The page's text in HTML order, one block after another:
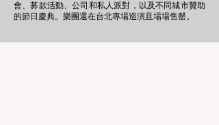
會、募款活動、公司和私人派對，以及不同城市贊助
的節日慶典。樂團還在台北專場巡演且場場售罄。